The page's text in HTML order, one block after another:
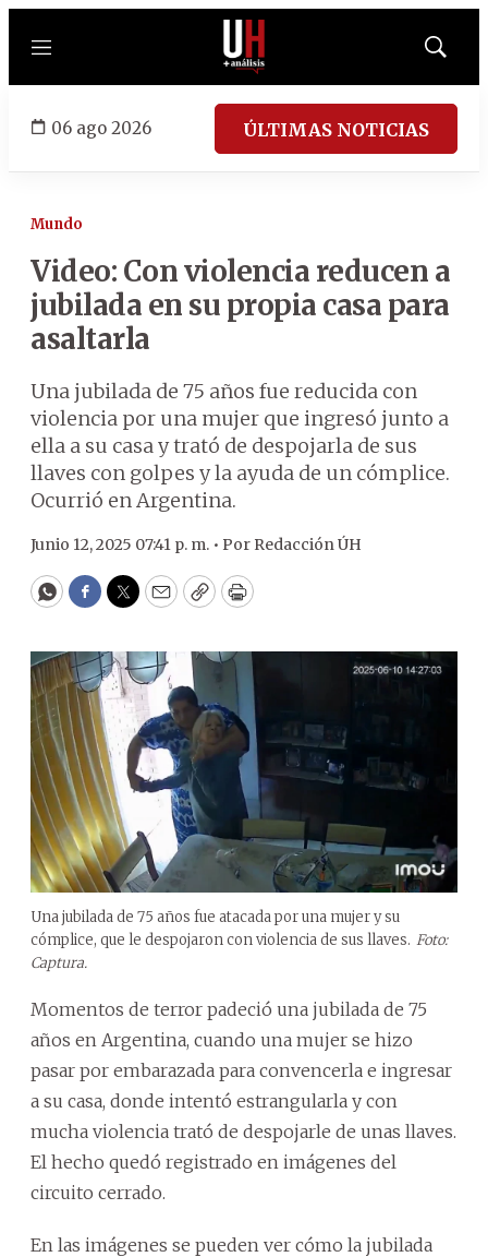
Menú
Mostrar
06 ago 2026 ÚLTIMAS NOTICIAS
Mundo
Video: Con violencia reducen a
jubilada en su propia casa para
asaltarla
Una jubilada de 75 años fue reducida con
violencia por una mujer que ingresó junto a
ella a su casa y trató de despojarla de sus
llaves con golpes y la ayuda de un cómplice.
Ocurrió en Argentina.
Junio 12, 2025 07:41 p. m. • Por Redacción ÚH
WhatsApp
Facebook
Twitter
EmailCopyPrint
Una jubilada de 75 años fue atacada por una mujer y su
cómplice, que le despojaron con violencia de sus llaves. Foto:
Captura.
Momentos de terror padeció una jubilada de 75
años en Argentina, cuando una mujer se hizo
pasar por embarazada para convencerla e ingresar
a su casa, donde intentó estrangularla y con
mucha violencia trató de despojarle de unas llaves.
El hecho quedó registrado en imágenes del
circuito cerrado.
En las imágenes se pueden ver cómo la jubilada